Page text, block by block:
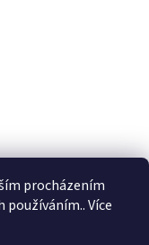
procházením
Více